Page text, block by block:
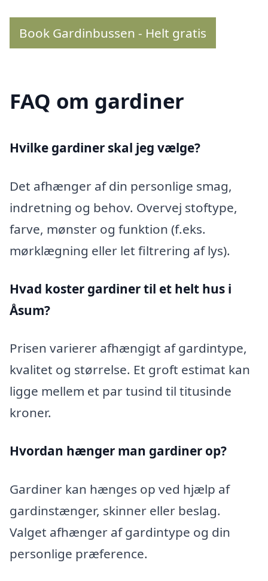
Book Gardinbussen - Helt gratis
FAQ om gardiner
Hvilke gardiner skal jeg vælge?
Det afhænger af din personlige smag,
indretning og behov. Overvej stoftype,
farve, mønster og funktion (f.eks.
mørklægning eller let filtrering af lys).
Hvad koster gardiner til et helt hus i
Åsum?
Prisen varierer afhængigt af gardintype,
kvalitet og størrelse. Et groft estimat kan
ligge mellem et par tusind til titusinde
kroner.
Hvordan hænger man gardiner op?
Gardiner kan hænges op ved hjælp af
gardinstænger, skinner eller beslag.
Valget afhænger af gardintype og din
personlige præference.